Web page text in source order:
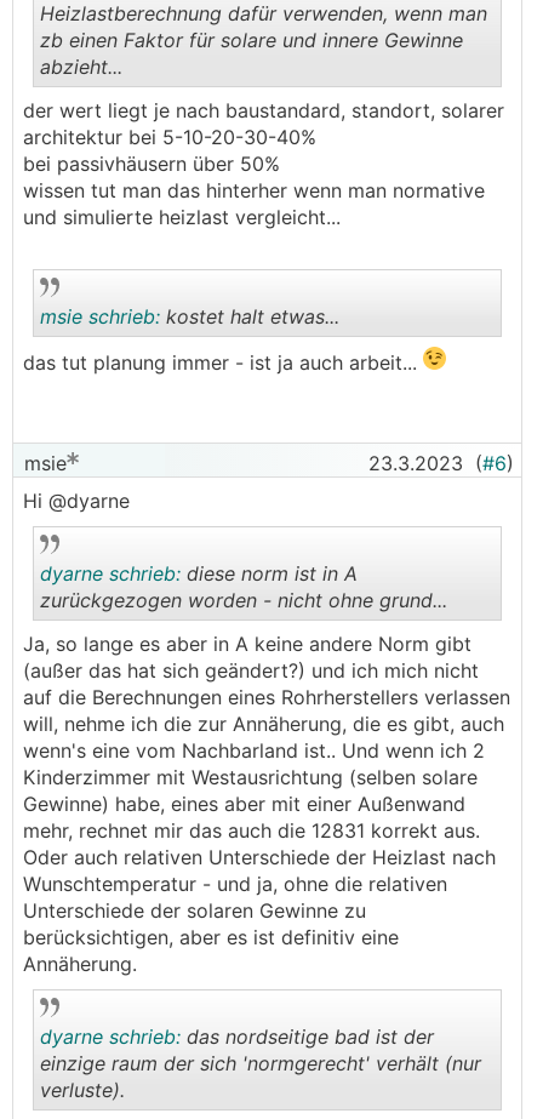
..
Heizlastberechnung dafür verwenden, wenn man
zb einen Faktor für solare und innere Gewinne
abzieht...
der wert liegt je nach baustandard, standort, solarer
architektur bei 5-10-20-30-40%
bei passivhäusern über 50%
wissen tut man das hinterher wenn man normative
und simulierte heizlast vergleicht...
msie schrieb: kostet halt etwas...
das tut planung immer - ist ja auch arbeit...
msie 23.3.2023 (#6)
Hi @dyarne
..
dyarne schrieb: diese norm ist in A
zurückgezogen worden - nicht ohne grund...
Ja, so lange es aber in A keine andere Norm gibt
(außer das hat sich geändert?) und ich mich nicht
auf die Berechnungen eines Rohrherstellers verlassen
will, nehme ich die zur Annäherung, die es gibt, auch
wenn's eine vom Nachbarland ist.. Und wenn ich 2
Kinderzimmer mit Westausrichtung (selben solare
Gewinne) habe, eines aber mit einer Außenwand
mehr, rechnet mir das auch die 12831 korrekt aus.
Oder auch relativen Unterschiede der Heizlast nach
Wunschtemperatur - und ja, ohne die relativen
Unterschiede der solaren Gewinne zu
berücksichtigen, aber es ist definitiv eine
Annäherung.
dyarne schrieb: das nordseitige bad ist der
einzige raum der sich 'normgerecht' verhält (nur
verluste).